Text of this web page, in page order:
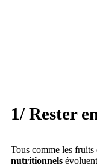
1/ Rester
Tous comme les fruits
nutritionnels